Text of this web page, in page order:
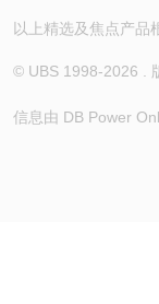
以上精选及焦点产品
© UBS 1998-2026 .
信息由 DB Power